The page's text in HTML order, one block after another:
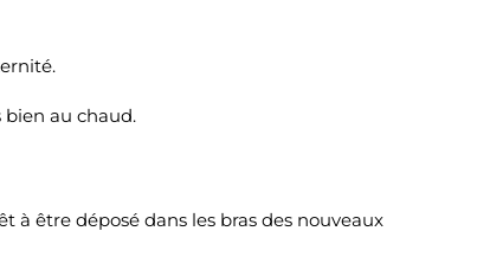
au chaud.
à être déposé dans les bras des nouveaux